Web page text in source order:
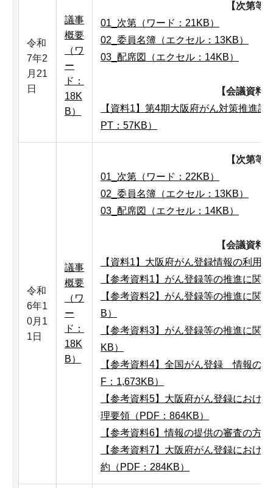
令和
7年2
月21
日
議事
概要
（ワ
ー
ド：
18K
B）
【次第等
01_次第（ワード：21KB）
02_委員名簿（エクセル：13KB）
03_配席図（エクセル：14KB）
【会議資料
【資料1】第4期大阪府がん対策推進
PT：57KB）
令和
6年1
0月1
1日
議事
概要
（ワ
ー
ド：
18K
B）
【次第等
01_次第（ワード：22KB）
02_委員名簿（エクセル：13KB）
03_配席図（エクセル：14KB）
【会議資料
【資料1】大阪府がん登録情報の利用
【参考資料1】がん登録等の推進に関
【参考資料2】がん登録等の推進に関
B）
【参考資料3】がん登録等の推進に関
KB）
【参考資料4】全国がん登録 情報の
F：1,673KB）
【参考資料5】大阪府がん登録におけ
理要領（PDF：864KB）
【参考資料6】情報の提供の審査の方
【参考資料7】大阪府がん登録におけ
約（PDF：284KB）